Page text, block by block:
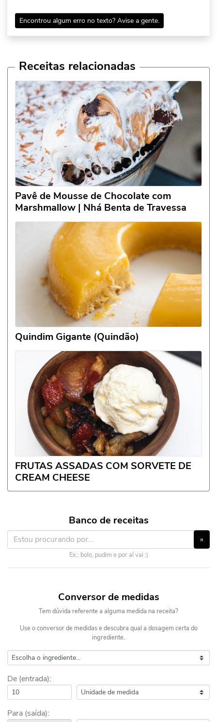
Encontrou algum erro no texto? Avise a gente.
Receitas relacionadas
Pavê de Mousse de Chocolate com
Marshmallow | Nhá Benta de Travessa
Quindim Gigante (Quindão)
FRUTAS ASSADAS COM SORVETE DE
CREAM CHEESE
Banco de receitas
»
Ex.: bolo, pudim e por aí vai :)
Conversor de medidas
Tem dúvida referente a alguma medida na receita?
Use o conversor de medidas e descubra qual a dosagem certa do
ingrediente.
De (entrada):
Para (saída):